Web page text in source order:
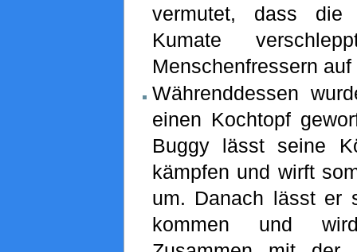
vermutet, dass
Kumate
Menschenfressern
Währenddessen
einen Kochtopf
Buggy lässt seine
kämpfen und wirft
um. Danach lässt er
kommen und